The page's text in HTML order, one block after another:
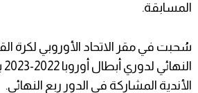
المسابقة.
سُحبت في مقر الاتحاد الأوروبي لكرة
الأندية المشاركة في الدور ربع النهائي.